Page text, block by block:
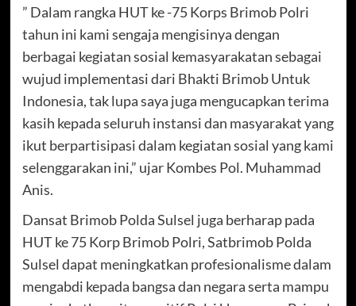
” Dalam rangka HUT ke -75 Korps Brimob Polri
tahun ini kami sengaja mengisinya dengan
berbagai kegiatan sosial kemasyarakatan sebagai
wujud implementasi dari Bhakti Brimob Untuk
Indonesia, tak lupa saya juga mengucapkan terima
kasih kepada seluruh instansi dan masyarakat yang
ikut berpartisipasi dalam kegiatan sosial yang kami
selenggarakan ini,” ujar Kombes Pol. Muhammad
Anis.
Dansat Brimob Polda Sulsel juga berharap pada
HUT ke 75 Korp Brimob Polri, Satbrimob Polda
Sulsel dapat meningkatkan profesionalisme dalam
mengabdi kepada bangsa dan negara serta mampu